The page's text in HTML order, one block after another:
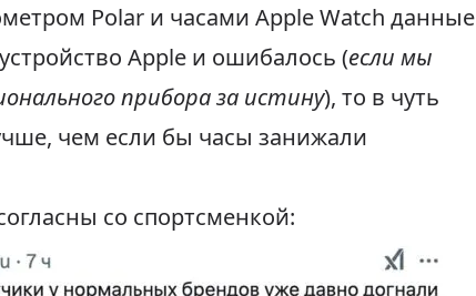
Polar и часами Apple Watch данные
Apple и ошибалось (если мы
прибора за истину), то в чуть
чем если бы часы занижали
со спортсменкой: